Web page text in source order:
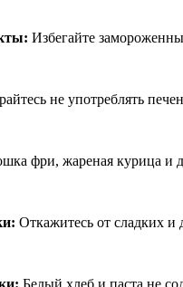
Избегайте
не употреблять
фри, жареная курица и
Откажитесь от сладких и
Белый хлеб и паста не